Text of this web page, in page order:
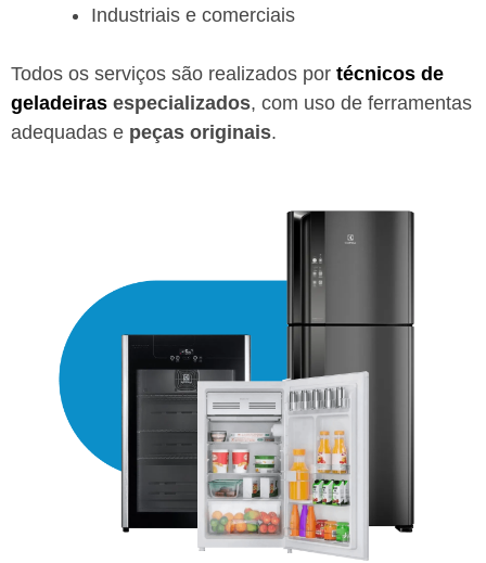
Industriais e comerciais
Todos os serviços são realizados por técnicos de
geladeiras especializados, com uso de ferramentas
adequadas e peças originais.